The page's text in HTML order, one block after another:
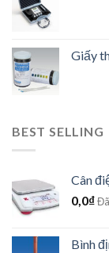
Giấy
BEST SELLING
Cân
0,0₫
Bình